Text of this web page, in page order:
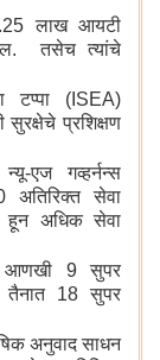
लाख आयटी
तसेच त्यांचे
टप्पा (ISEA)
सुरक्षेचे प्रशिक्षण
एज गव्हर्नन्स
अतिरिक्त सेवा
हून अधिक सेवा
आणखी 9 सुपर
तैनात 18 सुपर
अनुवाद साधन